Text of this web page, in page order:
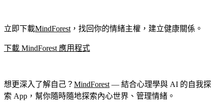
立即下載MindForest ，找回你的情緒主權，建立健康關係。
下載 MindForest 應用程式
想更深入了解自己？ MindForest — 結合心理學與 AI 的自我探
索 App，幫你隨時隨地探索內心世界、管理情緒。